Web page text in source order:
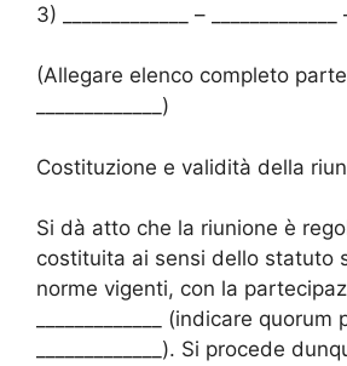
3) _____________ – _____________
(Allegare elenco completo
_____________)
Costituzione e validità della
Si dà atto che la riunione è
costituita ai sensi dello statuto
norme vigenti, con la
_____________ (indicare
_____________). Si procede